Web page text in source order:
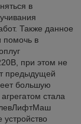
в
Также данное
помочь в
при этом не
предыдущей
большую
стала